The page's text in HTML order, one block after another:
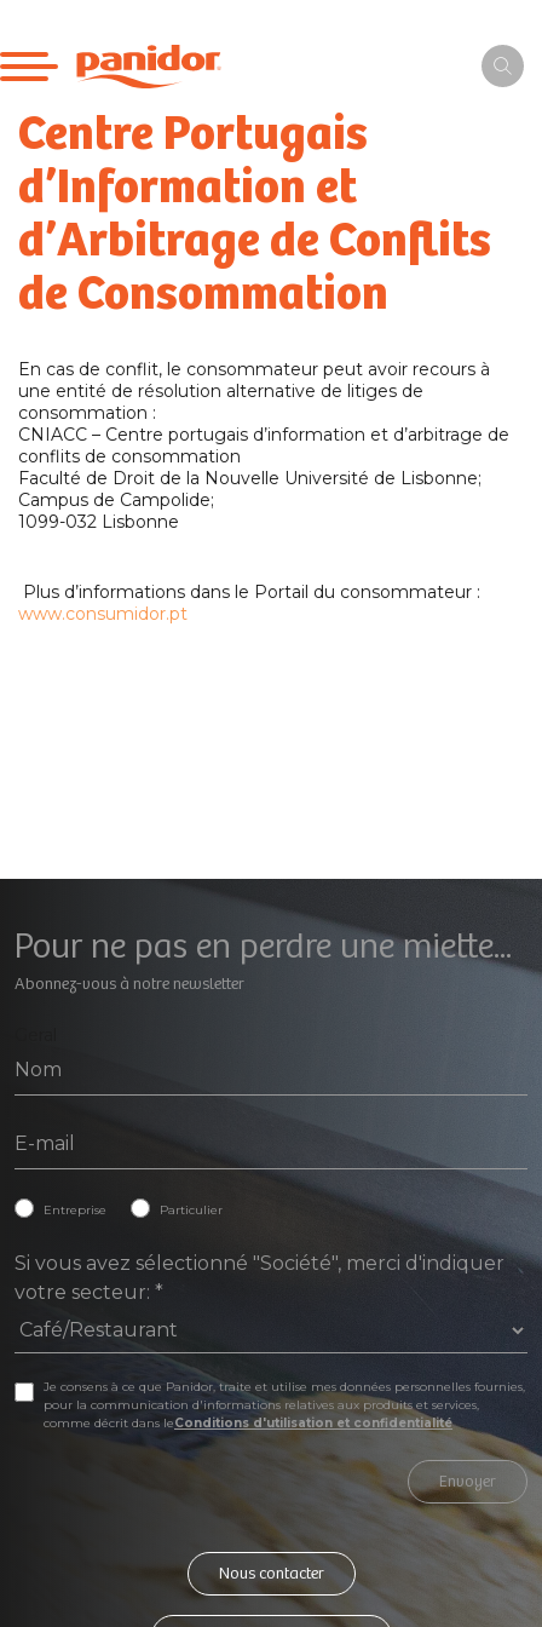
Centre Portugais
d’Information et
d’Arbitrage de Conflits
de Consommation
En cas de conflit, le consommateur peut avoir recours à
une entité de résolution alternative de litiges de
consommation :
CNIACC – Centre portugais d’information et d’arbitrage de
conflits de consommation
Faculté de Droit de la Nouvelle Université de Lisbonne;
Campus de Campolide;
1099-032 Lisbonne
Plus d’informations dans le Portail du consommateur :
www.consumidor.pt
Pour ne pas en perdre une miette...
Abonnez-vous à notre newsletter
Entreprise Particulier
Si vous avez sélectionné "Société", merci d'indiquer
votre secteur: *
Je consens à ce que Panidor, traite et utilise mes données personnelles fournies,
pour la communication d'informations relatives aux produits et services,
comme décrit dans leConditions d'utilisation et confidentialité
Envoyer
Nous contacter